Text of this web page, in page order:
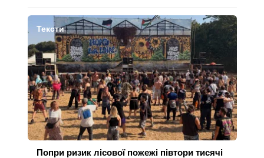
Тексти
Попри ризик лісової пожежі півтори тисячі